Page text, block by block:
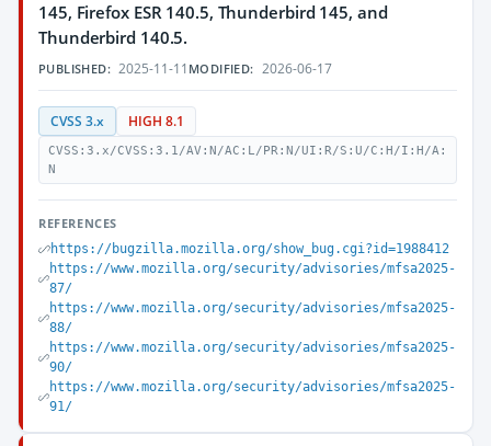
145, Firefox ESR 140.5, Thunderbird 145, and
Thunderbird 140.5.
PUBLISHED: 2025-11-11 MODIFIED: 2026-06-17
CVSS 3.x HIGH 8.1
CVSS:3.x/CVSS:3.1/AV:N/AC:L/PR:N/UI:R/S:U/C:H/I:H/A:
N
REFERENCES
https://bugzilla.mozilla.org/show_bug.cgi?id=1988412
https://www.mozilla.org/security/advisories/mfsa2025-
87/
https://www.mozilla.org/security/advisories/mfsa2025-
88/
https://www.mozilla.org/security/advisories/mfsa2025-
90/
https://www.mozilla.org/security/advisories/mfsa2025-
91/